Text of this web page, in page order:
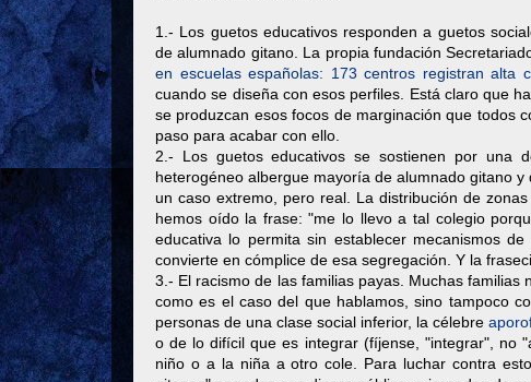
1.- Los guetos educativos responden a guetos
de alumnado gitano. La propia fundación
en escuelas españolas: 173 centros registran alta
cuando se diseña con esos perfiles. Está claro que
se produzcan esos focos de marginación que todos
paso para acabar con ello.
2.- Los guetos educativos se sostienen por una
heterogéneo albergue mayoría de alumnado gitano
un caso extremo, pero real. La distribución de
hemos oído la frase: "me lo llevo a tal colegio
educativa lo permita sin establecer mecanismos
convierte en cómplice de esa segregación. Y la
3.- El racismo de las familias payas. Muchas familias
como es el caso del que hablamos, sino tampoco
personas de una clase social inferior, la célebre
o de lo difícil que es integrar (fíjense, "integrar", no
niño o a la niña a otro cole. Para luchar contra